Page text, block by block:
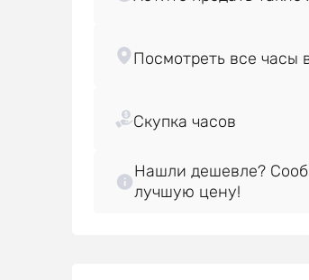
Нашли дешевле?
лучшую цену!